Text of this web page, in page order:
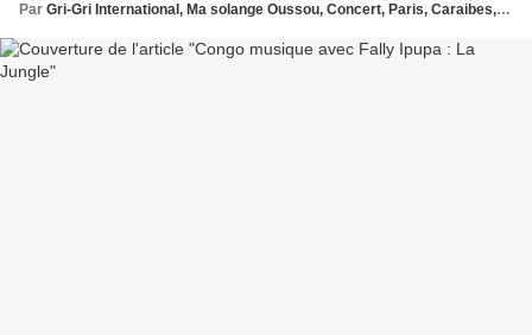
Par Gri-Gri International, Ma solange Oussou, Concert, Paris, Caraibes,Cynthia Phibel, jazz, Congo, Madina,Palais des Congres, David Monsoh, Universal ,Fally Ipupa